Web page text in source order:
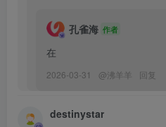
雨波HaneAme – NO.504 原創 偷心
孔雀海 作者
在
2026-03-31 @沸羊羊 回复
destinystar